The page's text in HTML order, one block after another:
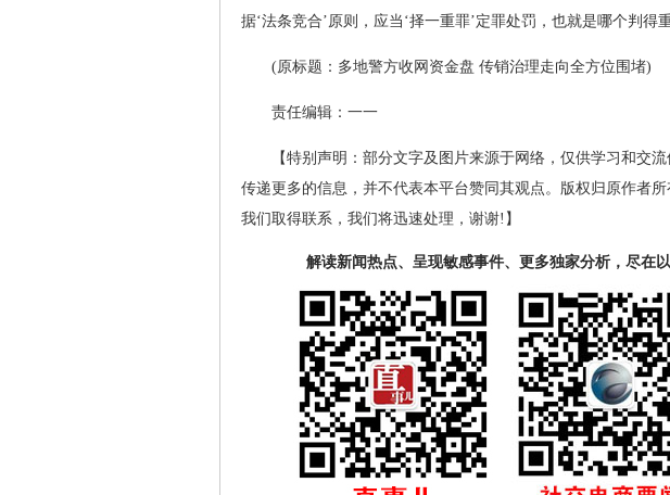
据‘法条竞合’原则，应当‘择一重罪’定罪处罚，也就是哪个判得
(原标题：多地警方收网资金盘 传销治理走向全方位围堵)
责任编辑：一一
【特别声明：部分文字及图片来源于网络，仅供学习和交
传递更多的信息，并不代表本平台赞同其观点。版权归原作者
我们取得联系，我们将迅速处理，谢谢!】
解读新闻热点、呈现敏感事件、更多独家分析，尽在